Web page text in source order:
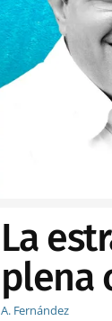
La
plena
A. Fernández